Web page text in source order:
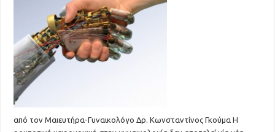
από τον Μαιευτήρα-Γυναικολόγο Δρ. Κωνσταντίνος Γκούμα Η